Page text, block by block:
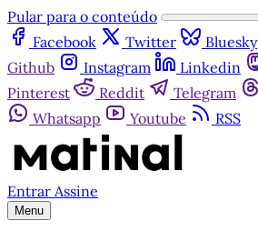
Pular para o conteúdo
Facebook
Twitter Bluesky
Github
Instagram Linkedin
Pinterest
Reddit Telegram
Whatsapp
Youtube RSS
Entrar Assine
Menu